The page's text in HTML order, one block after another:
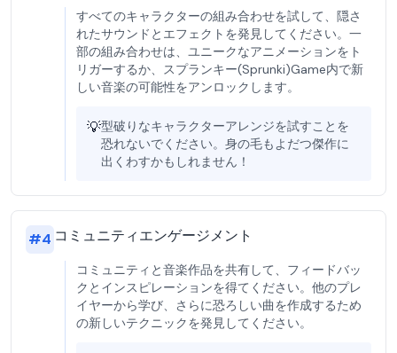
すべてのキャラクターの組み合わせを試して、隠さ
れたサウンドとエフェクトを発見してください。一
部の組み合わせは、ユニークなアニメーションをト
リガーするか、スプランキー(Sprunki)Game内で新
しい音楽の可能性をアンロックします。
💡型破りなキャラクターアレンジを試すことを
恐れないでください。身の毛もよだつ傑作に
出くわすかもしれません！
#4 コミュニティエンゲージメント
コミュニティと音楽作品を共有して、フィードバッ
クとインスピレーションを得てください。他のプレ
イヤーから学び、さらに恐ろしい曲を作成するため
の新しいテクニックを発見してください。